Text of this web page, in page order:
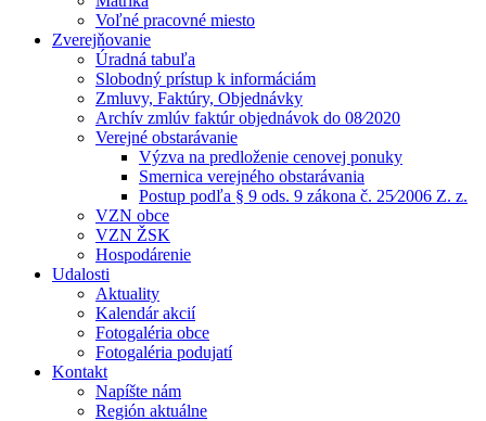
Voľné pracovné miesto
Zverejňovanie
Úradná tabuľa
Slobodný prístup k informáciám
Zmluvy, Faktúry, Objednávky
Archív zmlúv faktúr objednávok do 08⁄2020
Verejné obstarávanie
Výzva na predloženie cenovej ponuky
Smernica verejného obstarávania
Postup podľa § 9 ods. 9 zákona č. 25⁄2006 Z. z.
VZN obce
VZN ŽSK
Hospodárenie
Udalosti
Aktuality
Kalendár akcií
Fotogaléria obce
Fotogaléria podujatí
Kontakt
Napíšte nám
Región aktuálne